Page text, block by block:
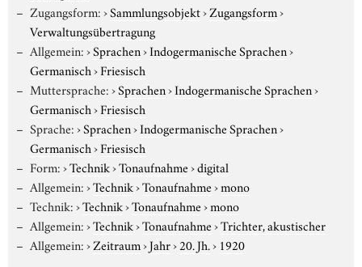
Zugangsform:›Sammlungsobjekt›Zugangsform›
Verwaltungsübertragung
Allgemein:›Sprachen›Indogermanische Sprachen›
Germanisch›Friesisch
Muttersprache:›Sprachen›Indogermanische Sprachen›
Germanisch›Friesisch
Sprache:›Sprachen›Indogermanische Sprachen›
Germanisch›Friesisch
Form:›Technik›Tonaufnahme›digital
Allgemein:›Technik›Tonaufnahme›mono
Technik:›Technik›Tonaufnahme›mono
Allgemein:›Technik›Tonaufnahme›Trichter, akustischer
Allgemein:›Zeitraum›Jahr›20. Jh.› 1920